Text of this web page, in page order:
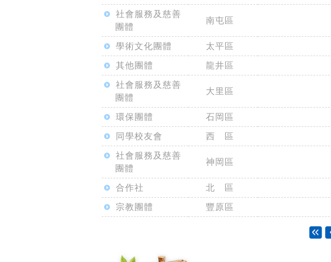
社會服務及慈善
團體
南屯區
學術文化團體 太平區
其他團體
龍井區
社會服務及慈善
團體
大里區
環保團體 石岡區
同學校友會
西 區
社會服務及慈善
團體
神岡區
合作社 北 區
宗教團體
豐原區